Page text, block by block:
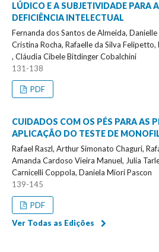
LÚDICO E A SUBJETIVIDADE PARA
DEFICIÊNCIA INTELECTUAL
Fernanda dos Santos de Almeida,
Cristina Rocha, Rafaelle da Silva Felipetto,
, Cláudia Cibele Bitdinger Cobalchini
131-138
PDF
CUIDADOS COM OS PÉS PARA AS
APLICAÇÃO DO TESTE DE
Rafael Raszl, Arthur Simonato Chaguri,
Amanda Cardoso Vieira Manuel, Julia
Carnicelli Coppola, Daniela Miori Pascon
139-145
PDF
Ver Todas as Edições